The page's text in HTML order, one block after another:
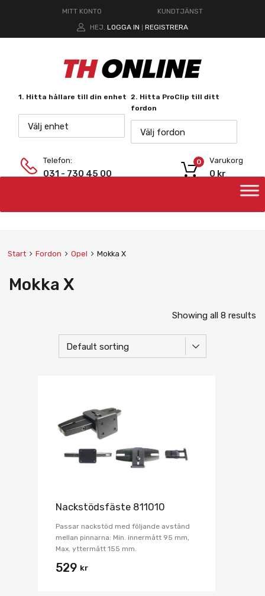
MITT KONTO
KUNDTJÄNST
HEJ. LOGGA IN REGISTRERA
1. Hitta hållare till din enhet
Välj enhet
2. Hitta ProClip till ditt
fordon
Välj fordon
Telefon:
031 - 730 45 00
Varukorg
0 kr
0
Start Fordon Opel Mokka X
Mokka X
Showing all 8 results
Nackstödsfäste 811010
Passar nackstöd med följande avstånd
mellan pinnarna: Min. innermått 95 mm,
Max. yttermått 155 mm.
529 kr